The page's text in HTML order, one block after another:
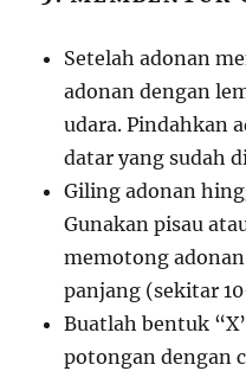
Setelah adonan
adonan dengan
udara. Pindahkan
datar yang sudah
Giling adonan
Gunakan pisau
memotong
panjang (sekitar
Buatlah bentuk
potongan dengan